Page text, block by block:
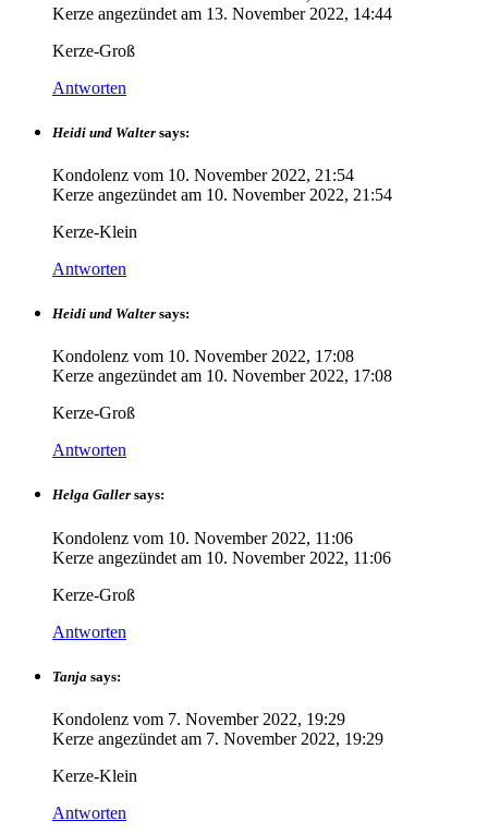
Kerze angezündet am 13. November 2022, 14:44
Kerze-Groß
Antworten
Heidi und Walter says:
Kondolenz vom 10. November 2022, 21:54
Kerze angezündet am 10. November 2022, 21:54
Kerze-Klein
Antworten
Heidi und Walter says:
Kondolenz vom 10. November 2022, 17:08
Kerze angezündet am 10. November 2022, 17:08
Kerze-Groß
Antworten
Helga Galler says:
Kondolenz vom 10. November 2022, 11:06
Kerze angezündet am 10. November 2022, 11:06
Kerze-Groß
Antworten
Tanja says:
Kondolenz vom 7. November 2022, 19:29
Kerze angezündet am 7. November 2022, 19:29
Kerze-Klein
Antworten